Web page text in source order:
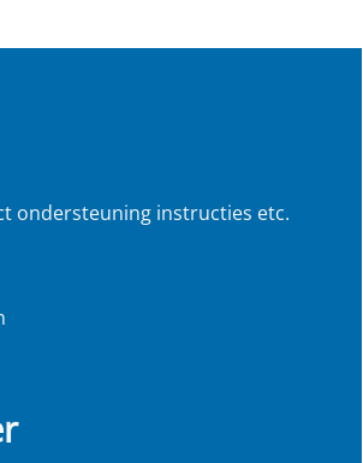
ondersteuning instructies etc.